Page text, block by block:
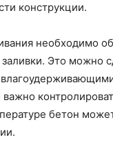
конструкции.
необходимо
Это можно
бетон